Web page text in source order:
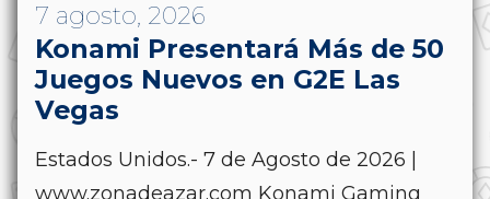
7 agosto, 2026
Konami Presentará Más de 50
Juegos Nuevos en G2E Las
Vegas
Estados Unidos.- 7 de Agosto de 2026 |
www.zonadeazar.com Konami Gaming